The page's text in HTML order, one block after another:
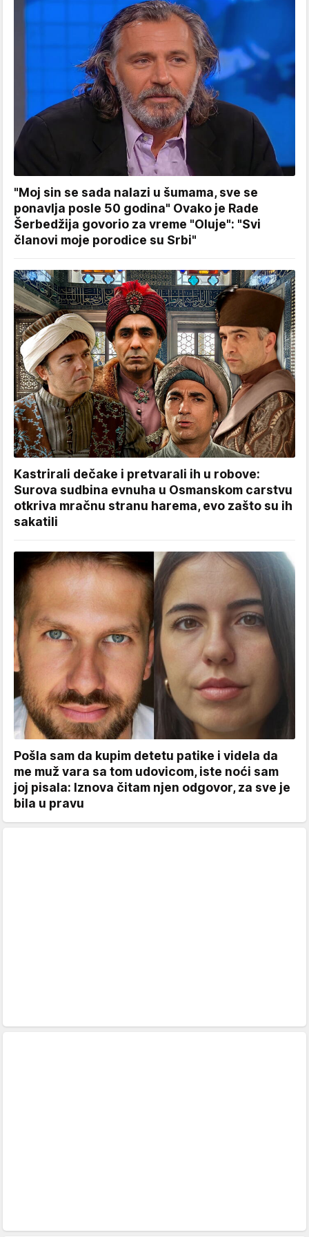
"Moj sin se sada nalazi u šumama, sve se
ponavlja posle 50 godina" Ovako je Rade
Šerbedžija govorio za vreme "Oluje": "Svi
članovi moje porodice su Srbi"
Kastrirali dečake i pretvarali ih u robove:
Surova sudbina evnuha u Osmanskom carstvu
otkriva mračnu stranu harema, evo zašto su ih
sakatili
Pošla sam da kupim detetu patike i videla da
me muž vara sa tom udovicom, iste noći sam
joj pisala: Iznova čitam njen odgovor, za sve je
bila u pravu